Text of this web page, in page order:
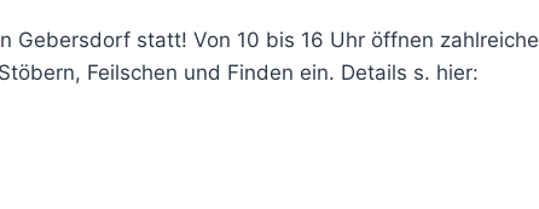
Gebersdorf statt! Von 10 bis 16 Uhr öffnen zahlreiche
Feilschen und Finden ein. Details s. hier: